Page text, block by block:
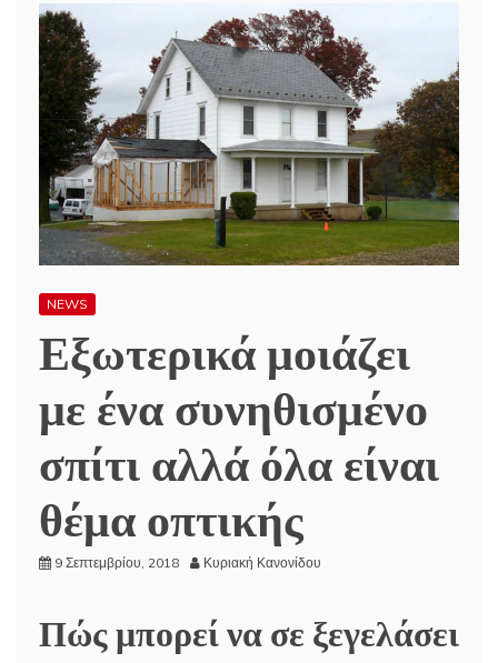
NEWS
Εξωτερικά μοιάζει
με ένα συνηθισμένο
σπίτι αλλά όλα είναι
θέμα οπτικής
9 Σεπτεμβρίου, 2018 Κυριακή Κανονίδου
Πώς μπορεί να σε ξεγελάσει